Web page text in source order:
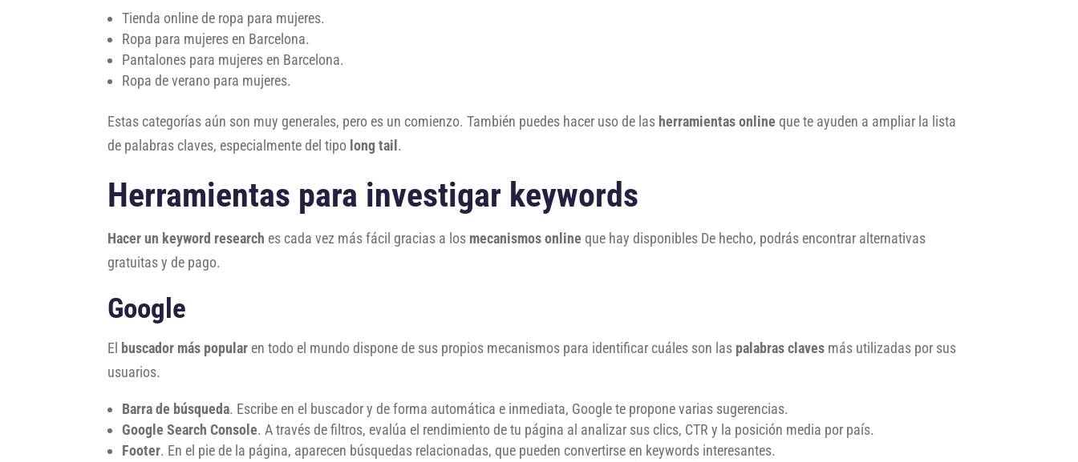
Tienda online de ropa para mujeres.
Ropa para mujeres en Barcelona.
Pantalones para mujeres en Barcelona.
Ropa de verano para mujeres.
Estas categorías aún son muy generales, pero es un comienzo. También puedes hacer uso de las herramientas online que te ayuden a ampliar la lista
de palabras claves, especialmente del tipo long tail .
Herramientas para investigar keywords
Hacer un keyword research es cada vez más fácil gracias a los mecanismos online que hay disponibles De hecho, podrás encontrar alternativas
gratuitas y de pago.
Google
El buscador más popular en todo el mundo dispone de sus propios mecanismos para identificar cuáles son las palabras claves más utilizadas por sus
usuarios.
Barra de búsqueda. Escribe en el buscador y de forma automática e inmediata, Google te propone varias sugerencias.
Google Search Console. A través de filtros, evalúa el rendimiento de tu página al analizar sus clics, CTR y la posición media por país.
Footer. En el pie de la página, aparecen búsquedas relacionadas, que pueden convertirse en keywords interesantes.